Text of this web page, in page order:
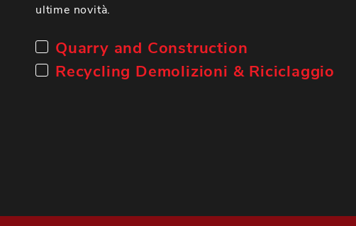
ultime novità.
Quarry and Construction
Recycling Demolizioni & Riciclaggio